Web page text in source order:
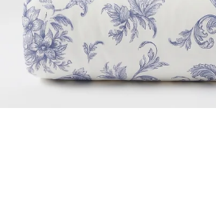
באתר בלבד | על הפריטים המשתתפים במבצע | הנחת האקסטרה מהווה 18% הנחה על היתרה ומתעדכנת אוטומטית בסל הקניות | לא כולל כפל קופונים, הטבות ומבצעים | לא כולל OUTLET | בכפוף לתקנון האתר | התמונה להמחשה בלבד | בתוקף עד 9.8.26 בשעה 10:00 בבוקר | מלאי